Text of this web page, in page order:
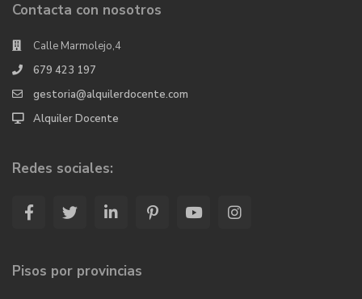
Contacta con nosotros
Calle Marmolejo,4
679 423 197
gestoria@alquilerdocente.com
Alquiler Docente
Redes sociales:
Pisos por provincias